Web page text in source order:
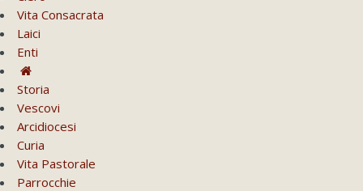
Vita Consacrata
Laici
Enti
Storia
Vescovi
Arcidiocesi
Curia
Vita Pastorale
Parrocchie